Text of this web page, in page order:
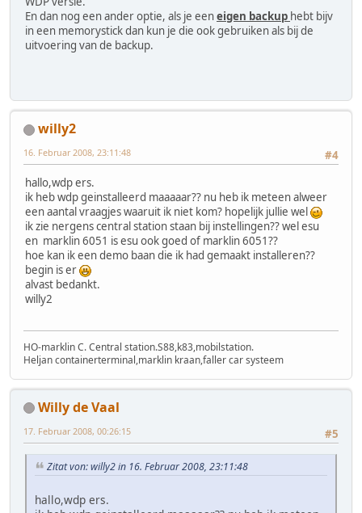
En dan nog een ander optie, als je eeneigen backup hebt bijv
in een memorystick dan kun je die ook gebruiken als bij de
uitvoering van de backup.
willy2
#4
16. Februar 2008, 23:11:48
hallo,wdp ers.
ik heb wdp geinstalleerd maaaaar?? nu heb ik meteen alweer
een aantal vraagjes waaruit ik niet kom? hopelijk jullie wel
ik zie nergens central station staan bij instellingen?? wel esu
en marklin 6051 is esu ook goed of marklin 6051??
hoe kan ik een demo baan die ik had gemaakt installeren??
begin is er
alvast bedankt.
willy2
HO-marklin C. Central station.S88,k83,mobilstation.
Heljan containerterminal,marklin kraan,faller car systeem
Willy de Vaal
#5
17. Februar 2008, 00:26:15
Zitat von: willy2 in 16. Februar 2008, 23:11:48
hallo,wdp ers.